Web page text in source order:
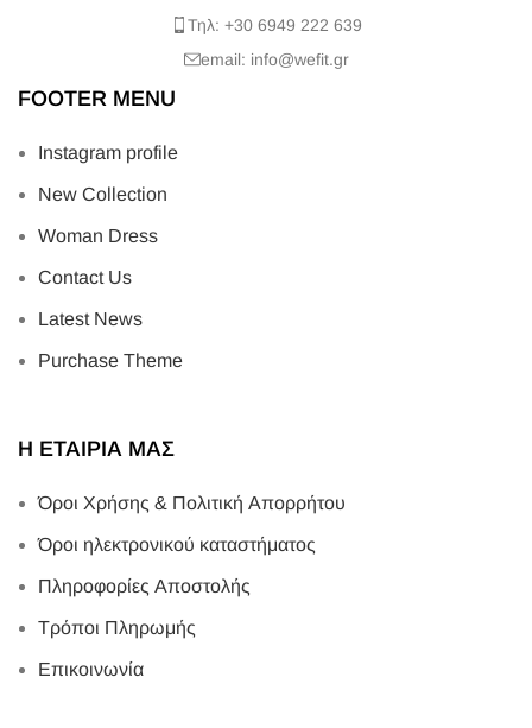
Τηλ: +30 6949 222 639
email: info@wefit.gr
FOOTER MENU
Instagram profile
New Collection
Woman Dress
Contact Us
Latest News
Purchase Theme
Η ΕΤΑΙΡΙΑ ΜΑΣ
Όροι Χρήσης & Πολιτική Απορρήτου
Όροι ηλεκτρονικού καταστήματος
Πληροφορίες Αποστολής
Τρόποι Πληρωμής
Επικοινωνία